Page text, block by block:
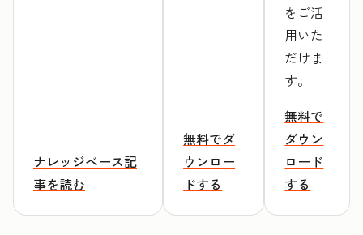
ナレッジベース記
事を読む
無料でダ
ウンロー
ドする
をご活
用いた
だけま
す。
無料で
ダウン
ロード
する